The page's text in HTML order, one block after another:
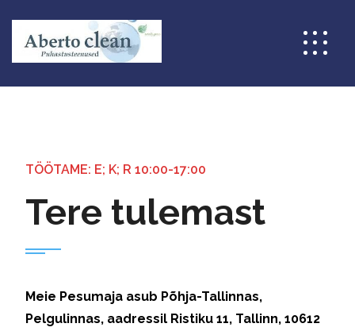
TÖÖTAME: E; K; R 10:00-17:00
Tere tulemast
Meie Pesumaja asub Põhja-Tallinnas,
Pelgulinnas, aadressil Ristiku 11, Tallinn, 10612